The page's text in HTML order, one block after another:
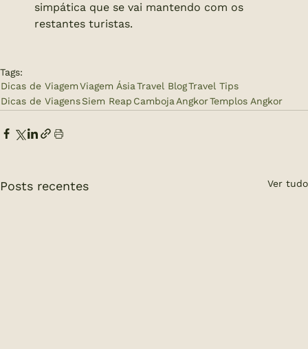
simpática que se vai mantendo com os
restantes turistas.
Tags:
Dicas de ViagemViagem ÁsiaTravel BlogTravel Tips
Dicas de ViagensSiem Reap CambojaAngkorTemplos Angkor
Posts recentes Ver tudo